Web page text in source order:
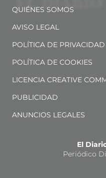
QUIÉNES SOMOS
AVISO LEGAL
POLÍTICA DE PRIVACIDAD
POLÍTICA DE COOKIES
LICENCIA CREATIVE
PUBLICIDAD
ANUNCIOS LEGALES
El
Periódico